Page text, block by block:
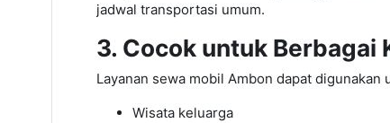
jadwal transportasi umum.
3. Cocok untuk Berbagai
Layanan sewa mobil Ambon dapat digunakan
Wisata keluarga